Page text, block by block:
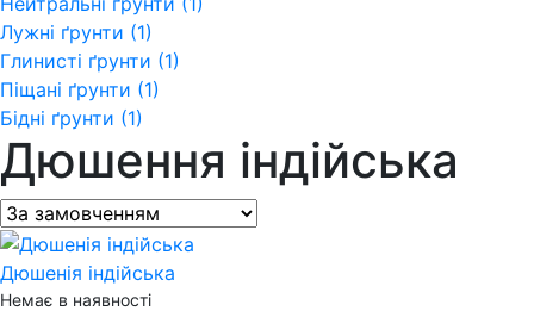
Лужні ґрунти (1)
Глинисті ґрунти (1)
Піщані ґрунти (1)
Бідні ґрунти (1)
Дюшення індійська
Дюшенія індійська
Немає в наявності